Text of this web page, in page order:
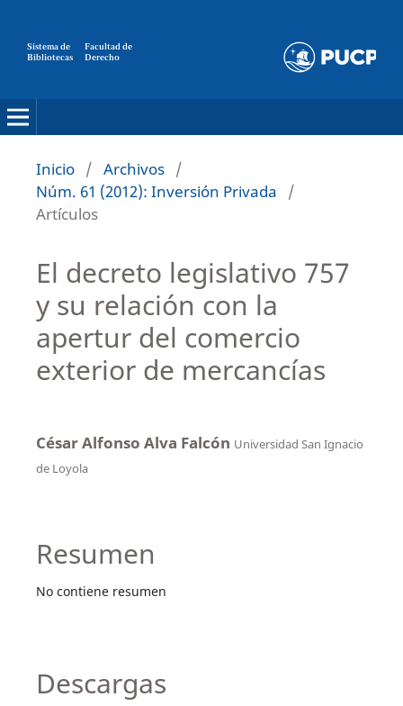
Sistema de
Bibliotecas
Facultad de
Derecho
Inicio / Archivos /
Núm. 61 (2012): Inversión Privada
/
Artículos
El decreto legislativo 757
y su relación con la
apertur del comercio
exterior de mercancías
César Alfonso Alva Falcón Universidad San Ignacio
de Loyola
Resumen
No contiene resumen
Descargas